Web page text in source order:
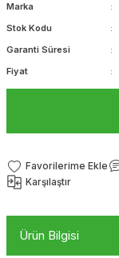
Marka
Stok Kodu
Garanti Süresi
Fiyat
Karşılaştır
Ürün Bilgisi